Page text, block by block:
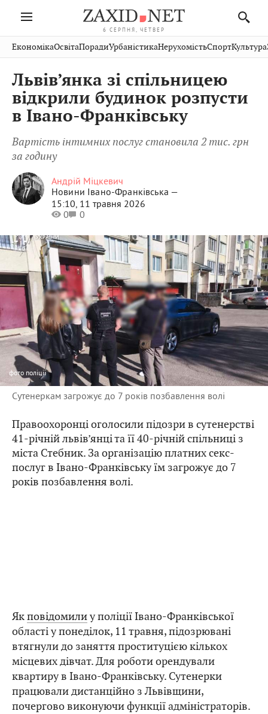
6 СЕРПНЯ, ЧЕТВЕР
Івано-
Франківськ
Тернопіль
Волинь
Закарпаття
Рівне
Шептицький
Стрий
Хмельницький
Вінниця
Публікації
Авто СловкоКультура
Кіно Дім СпортКраєзнавство
Фото ОсвітаНерухомість
Домашні
ЕкономікаОсвітаПорадиУрбаністикаНерухомістьСпортКультура
Львів’янка зі спільницею
відкрили будинок розпусти
в Івано-Франківську
Вартість інтимних послуг становила 2 тис. грн
за годину
Андрій Міцкевич
Новини Івано-Франківська —
15:10, 11 травня 2026
0
0
фото поліції
Сутенеркам загрожує до 7 років позбавлення волі
Правоохоронці оголосили підозри в сутенерстві
41-річній львів’янці та її 40-річній спільниці з
міста Стебник. За організацію платних секс-
послуг в Івано-Франківську їм загрожує до 7
років позбавлення волі.
Якповідомилиу поліції Івано-Франківської
області у понеділок, 11 травня, підозрювані
втягнули до заняття проституцією кількох
місцевих дівчат. Для роботи орендували
квартиру в Івано-Франківську. Сутенерки
працювали дистанційно з Львівщини,
почергово виконуючи функції адміністраторів.